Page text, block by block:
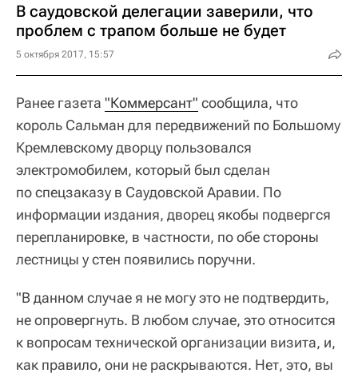
В саудовской делегации заверили, что
проблем с трапом больше не будет
5 октября 2017, 15:57
Ранее газета "Коммерсант" сообщила, что
король Сальман для передвижений по Большому
Кремлевскому дворцу пользовался
электромобилем, который был сделан
по спецзаказу в Саудовской Аравии. По
информации издания, дворец якобы подвергся
перепланировке, в частности, по обе стороны
лестницы у стен появились поручни.
"В данном случае я не могу это не подтвердить,
не опровергнуть. В любом случае, это относится
к вопросам технической организации визита, и,
как правило, они не раскрываются. Нет, это, вы